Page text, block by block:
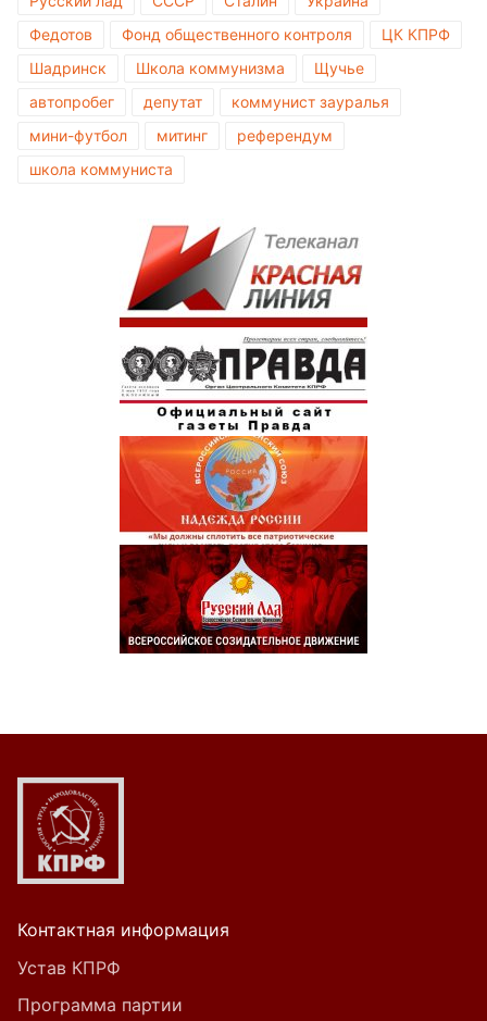
Федотов
Фонд общественного контроля
ЦК КПРФ
Шадринск
Школа коммунизма
Щучье
автопробег
депутат
коммунист зауралья
мини-футбол
митинг
референдум
школа коммуниста
Контактная информация
Устав КПРФ
Программа партии